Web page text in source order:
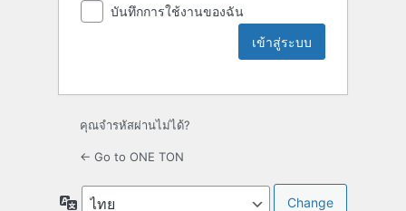
บันทึกการใช้งานของฉัน
คุณจำรหัสผ่านไม่ได้?
← Go to ONE TON
Language